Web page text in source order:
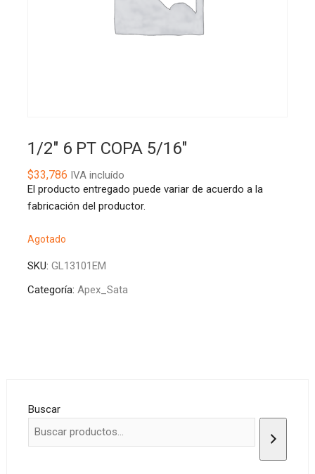
1/2″ 6 PT COPA 5/16″
$33,786 IVA incluído
El producto entregado puede variar de acuerdo a la
fabricación del productor.
Agotado
SKU: GL13101EM
Categoría: Apex_Sata
Buscar